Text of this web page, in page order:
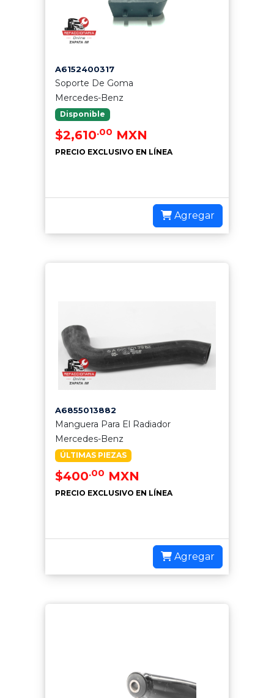
A6152400317
Soporte De Goma
Mercedes-Benz
Disponible
$2,610.00 MXN
PRECIO EXCLUSIVO EN LÍNEA
Agregar
A6855013882
Manguera Para El Radiador
Mercedes-Benz
ÚLTIMAS PIEZAS
$400.00 MXN
PRECIO EXCLUSIVO EN LÍNEA
Agregar